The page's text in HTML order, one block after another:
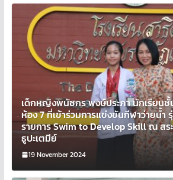
เด็กหญิงพนัชกร พงษ์ประภา นักเรียน
ห้อง 7 ที่เข้าร่วมการแข่งขันกีฬาว่ายน้ำ
รายการ Swim to Develop Skill ณ สร
ธูปะเตมีย์
19 November 2024